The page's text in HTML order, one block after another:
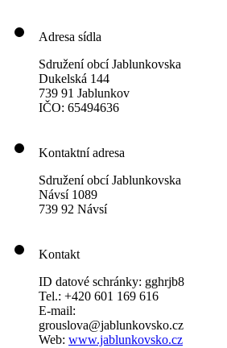
Adresa sídla
Sdružení obcí Jablunkovska
Dukelská 144
739 91 Jablunkov
IČO: 65494636
Kontaktní adresa
Sdružení obcí Jablunkovska
Návsí 1089
739 92 Návsí
Kontakt
ID datové schránky: gghrjb8
Tel.: +420 601 169 616
E-mail:
grouslova@jablunkovsko.cz
Web: www.jablunkovsko.cz